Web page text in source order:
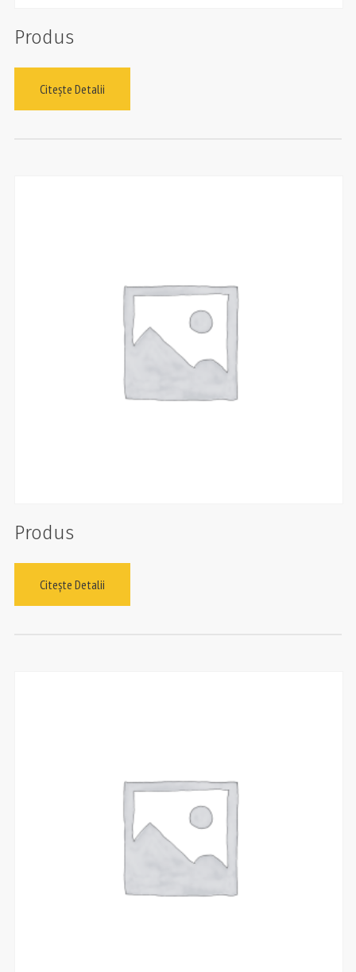
Produs
Citește Detalii
Produs
Citește Detalii